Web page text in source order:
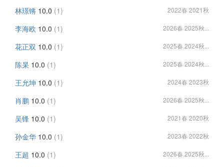
林璟锵 10.0 (1) 2022春 2021秋
李海欧 10.0 (1) 2026春 2025秋...
花正双 10.0 (1) 2025春 2024秋...
陈杲 10.0 (1) 2025春 2024秋...
王允坤 10.0 (1) 2024春 2023秋
肖鹏 10.0 (1) 2026春 2025秋...
吴锋 10.0 (1) 2021春 2020秋
孙金华 10.0 (1) 2023春 2022秋
王超 10.0 (1) 2026春 2025秋...